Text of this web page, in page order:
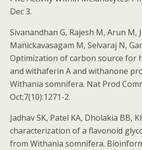
Dec 3.
Sivanandhan G, Rajesh M, Arun M,
Manickavasagam M, Selvaraj N,
Optimization of carbon source for
and withaferin A and withanone
Withania somnifera. Nat Prod
Oct;7(10):1271-2.
Jadhav SK, Patel KA, Dholakia BB,
characterization of a flavonoid
from Withania somnifera.